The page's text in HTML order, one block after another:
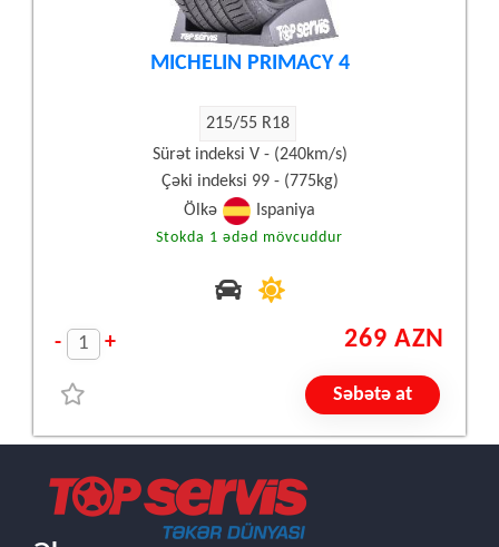
MICHELIN PRIMACY 4
215/55 R18
Sürət indeksi V - (240km/s)
Çəki indeksi 99 - (775kg)
Ölkə
Ispaniya
Stokda 1 ədəd mövcuddur
- + 269 AZN
Səbətə at